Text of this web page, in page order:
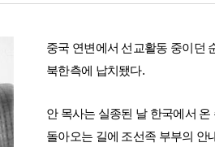
중국 연변에서 선교활동 중이던
북한측에 납치됐다.
안 목사는 실종된 날 한국에서
돌아오는 길에 조선족 부부의 안